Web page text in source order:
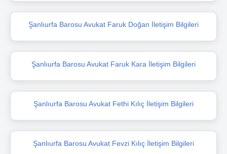
Şanlıurfa Barosu Avukat Faruk Doğan İletişim Bilgileri
Şanlıurfa Barosu Avukat Faruk Kara İletişim Bilgileri
Şanlıurfa Barosu Avukat Fethi Kılıç İletişim Bilgileri
Şanlıurfa Barosu Avukat Fevzi Kılıç İletişim Bilgileri